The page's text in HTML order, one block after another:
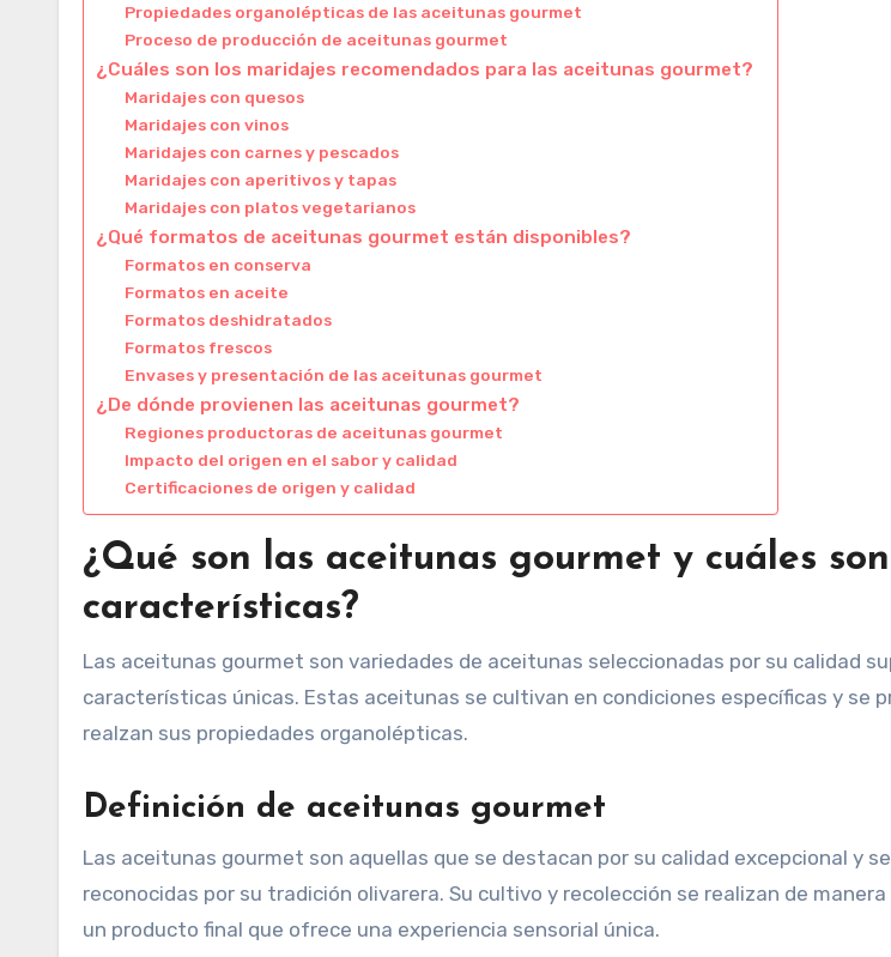
Propiedades organolépticas de las aceitunas gourmet
Proceso de producción de aceitunas gourmet
¿Cuáles son los maridajes recomendados para las aceitunas gourmet?
Maridajes con quesos
Maridajes con vinos
Maridajes con carnes y pescados
Maridajes con aperitivos y tapas
Maridajes con platos vegetarianos
¿Qué formatos de aceitunas gourmet están disponibles?
Formatos en conserva
Formatos en aceite
Formatos deshidratados
Formatos frescos
Envases y presentación de las aceitunas gourmet
¿De dónde provienen las aceitunas gourmet?
Regiones productoras de aceitunas gourmet
Impacto del origen en el sabor y calidad
Certificaciones de origen y calidad
¿Qué son las aceitunas gourmet y cuáles
características?
Las aceitunas gourmet son variedades de aceitunas seleccionadas por su calidad
características únicas. Estas aceitunas se cultivan en condiciones específicas y se
realzan sus propiedades organolépticas.
Definición de aceitunas gourmet
Las aceitunas gourmet son aquellas que se destacan por su calidad excepcional y
reconocidas por su tradición olivarera. Su cultivo y recolección se realizan de
un producto final que ofrece una experiencia sensorial única.